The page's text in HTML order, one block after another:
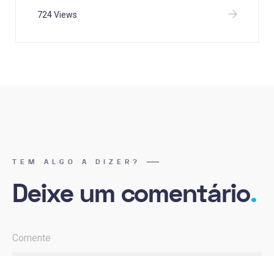
724 Views
TEM ALGO A DIZER?
Deixe um comentário.
Comente